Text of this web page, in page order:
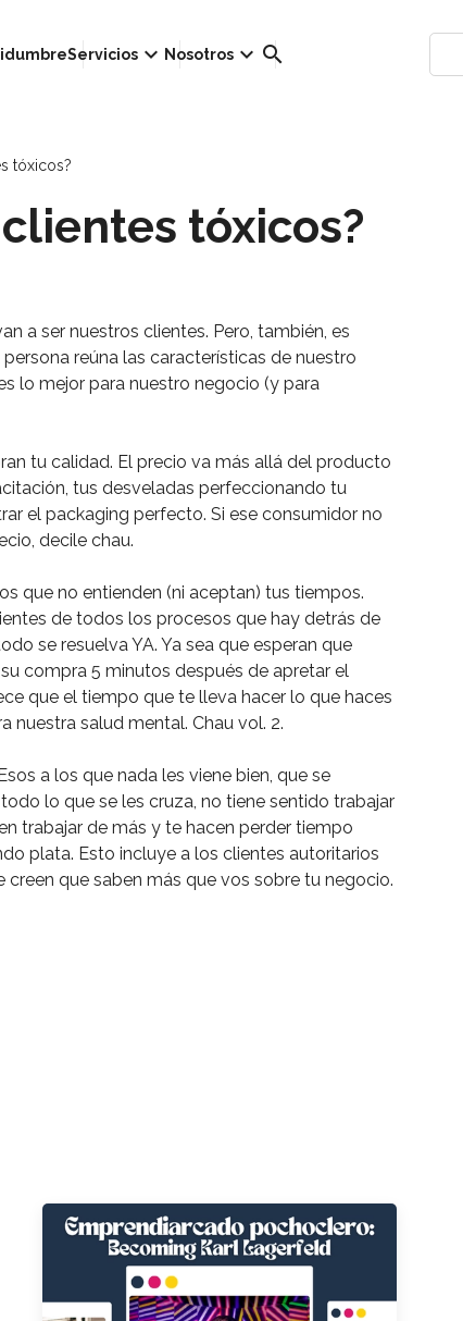
Servicios keyboard_arrow_down Nosotros keyboard_arrow_down search
tóxicos?
tóxicos?
a ser nuestros clientes. Pero, también, es
reúna las características de nuestro
lo mejor para nuestro negocio (y para
tu calidad. El precio va más allá del producto
tus desveladas perfeccionando tu
el packaging perfecto. Si ese consumidor no
decile chau.
que no entienden (ni aceptan) tus tiempos.
de todos los procesos que hay detrás de
se resuelva YA. Ya sea que esperan que
compra 5 minutos después de apretar el
que el tiempo que te lleva hacer lo que haces
nuestra salud mental. Chau vol. 2.⁣
a los que nada les viene bien, que se
lo que se les cruza, no tiene sentido trabajar
trabajar de más y te hacen perder tiempo
plata. Esto incluye a los clientes autoritarios
que saben más que vos sobre tu negocio.